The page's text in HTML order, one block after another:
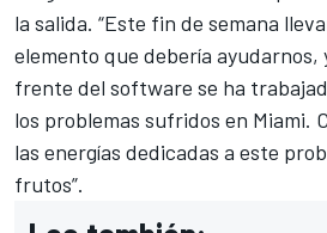
la salida. “Este fin de semana
elemento que debería ayudarnos,
frente del software se ha
los problemas sufridos en Miami.
las energías dedicadas a este
frutos”.